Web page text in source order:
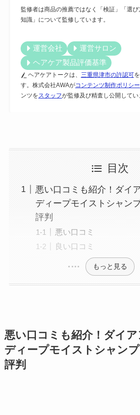
監修者は商品の推薦ではなく「検証」「選
知識」について監修しています。
運営会社
運営サロン
ヘアケア製品評価基準
ヘアケアトークは、 三重県津市の許認可
す。株式会社AWAがコンテンツ制作ポリシー
ンツをスタッフが監修及び精査し公開してい
目次
悪い口コミも紹介！ダイ
ディープモイストシャン
評判
悪い口コミ
良い口コミ
もっと見る
悪い口コミも紹介！ダイ
ディープモイストシャンプ
評判